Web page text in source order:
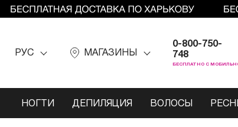
РУС МАГАЗИНЫ
0-800-750-
748
БЕСПЛАТНО С
НОГТИ ДЕПИЛЯЦИЯ ВОЛОСЫ